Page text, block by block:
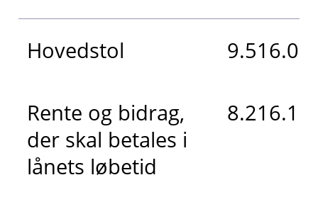
Hovedstol
Rente og bidrag,
der skal betales i
lånets løbetid